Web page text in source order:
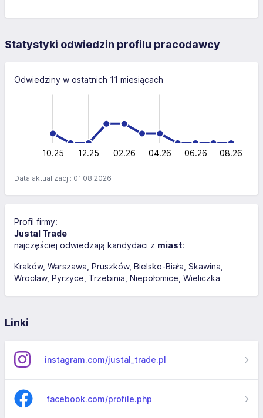
Statystyki odwiedzin profilu pracodawcy
Odwiedziny w ostatnich 11 miesiącach
10.25 12.25 02.26 04.26 06.26 08.26
Data aktualizacji: 01.08.2026
Profil firmy:
Justal Trade
najczęściej odwiedzają kandydaci z miast:
Kraków Warszawa Pruszków Bielsko-Biała Skawina
Wrocław Pyrzyce Trzebinia Niepołomice Wieliczka
Linki
instagram.com/justal_trade.pl
facebook.com/profile.php